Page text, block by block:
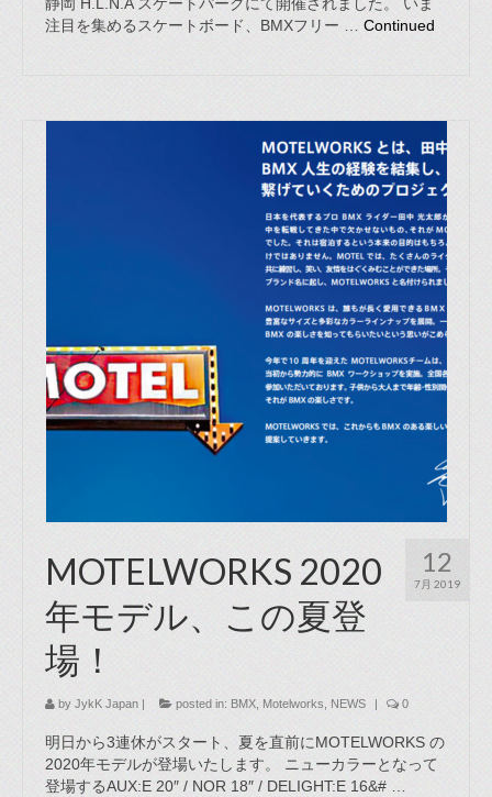
注目を集めるスケートボード、BMXフリー … Continued
12
7月 2019
MOTELWORKS 2020
年モデル、この夏登
場！
by JykK Japan | posted in: BMX Motelworks NEWS | 0
明日から3連休がスタート、夏を直前にMOTELWORKS の
2020年モデルが登場いたします。 ニューカラーとなって
登場するAUX:E 20″ / NOR 18″ / DELIGHT:E 16&# …